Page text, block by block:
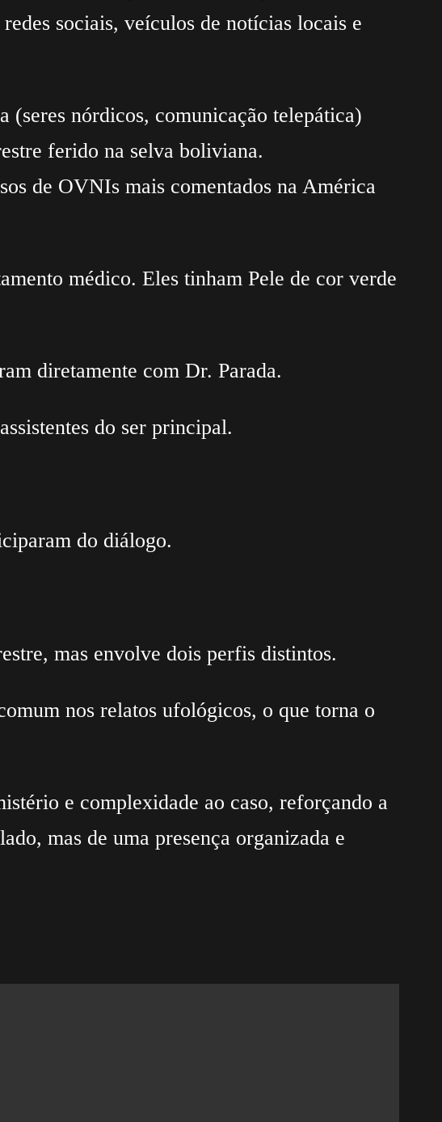
sociais, veículos de notícias locais e
(seres nórdicos, comunicação telepática)
ferido na selva boliviana.
de OVNIs mais comentados na América
médico. Eles tinham Pele de cor verde
diretamente com Dr. Parada.
do ser principal.
do diálogo.
mas envolve dois perfis distintos.
nos relatos ufológicos, o que torna o
e complexidade ao caso, reforçando a
mas de uma presença organizada e